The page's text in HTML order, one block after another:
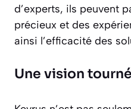
d’experts, ils peuvent
précieux et des
ainsi l’efficacité des
Une vision